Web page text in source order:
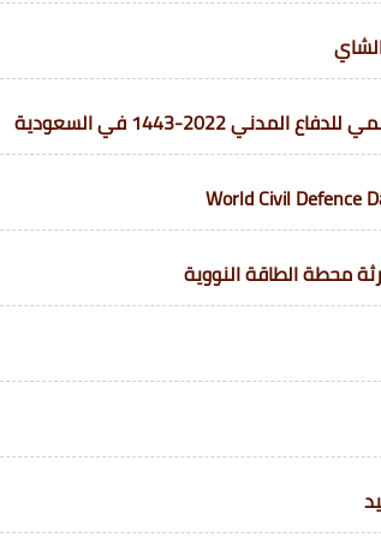
محطة الطاقة النووية